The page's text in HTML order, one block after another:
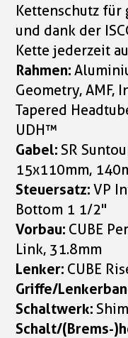
Kettenschutz für
und dank der
Kette jederzeit
Rahmen:
Geometry, AMF,
Tapered
UDH™
Gabel:SR
15x110mm,
Steuersatz:VP
Bottom 1 1/2"
Vorbau: CUBE
Link, 31.8mm
Lenker: CUBE
Griffe/
Schaltwerk:
Schalt/(Brems-